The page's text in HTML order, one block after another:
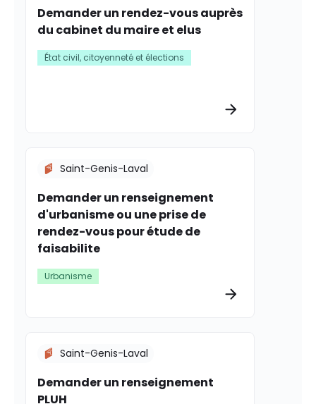
Demander un rendez-vous auprès
du cabinet du maire et elus
État civil, citoyenneté et élections
Demander un renseignement
d'urbanisme ou une prise de
rendez-vous pour étude de
faisabilite
Saint-Genis-Laval
Urbanisme
Demander un renseignement
PLUH
Saint-Genis-Laval